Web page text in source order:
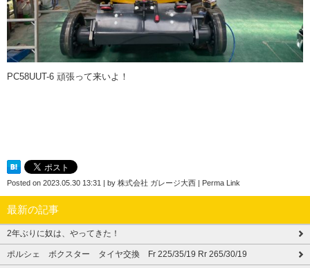
PC58UUT-6 頑張って来いよ！
Posted on 2023.05.30 13:31 by 株式会社 ガレージ大西 Perma Link
最新の記事
2年ぶりに奴は、やってきた！
ポルシェ ボクスター タイヤ交換 Fr 225/35/19 Rr 265/30/19